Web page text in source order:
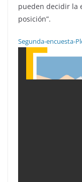
pueden decidir la
posición”.
Segunda-encuesta-